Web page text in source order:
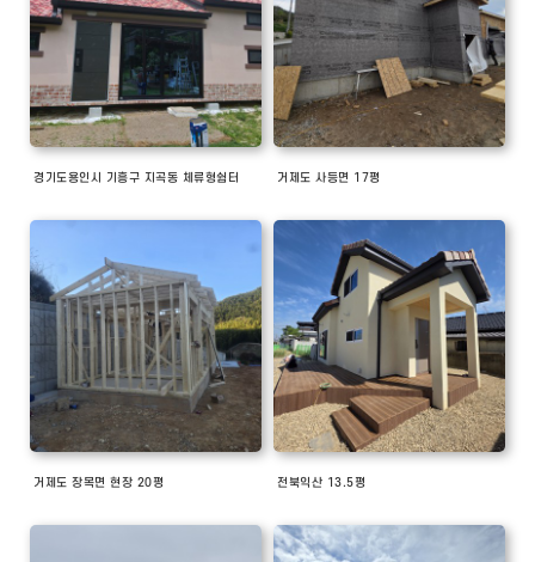
경기도용인시 기흥구 지곡동 체류형쉼터 거제도 사등면 17평
거제도 장목면 현장 20평 전북익산 13.5평